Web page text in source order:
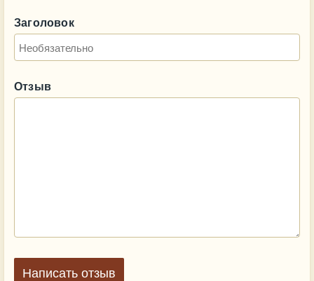
Заголовок
Отзыв
Написать отзыв